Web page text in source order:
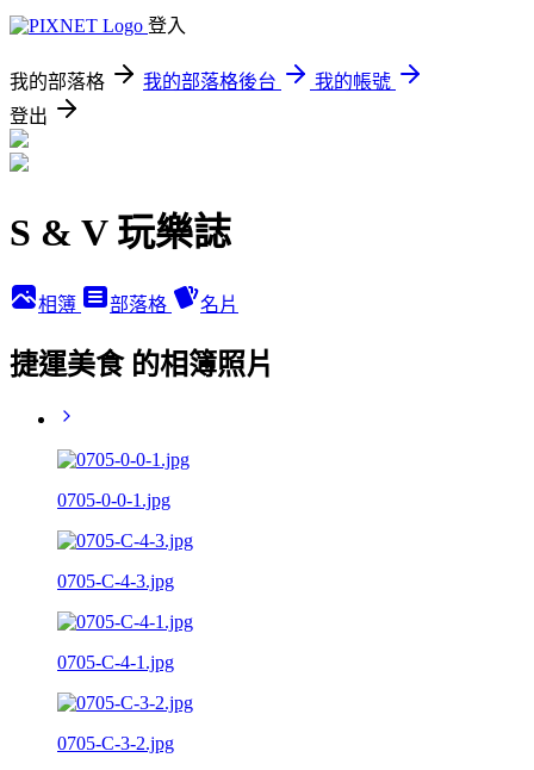
登入
我的部落格 我的部落格後台
我的帳號
登出
S & V 玩樂誌
相簿 部落格 名片
捷運美食 的相簿照片
0705-0-0-1.jpg
0705-C-4-3.jpg
0705-C-4-1.jpg
0705-C-3-2.jpg